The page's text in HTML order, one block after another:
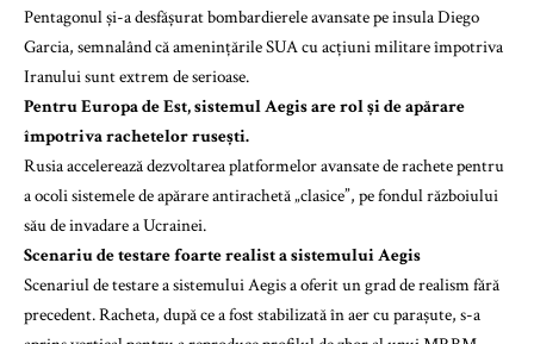
Pentagonul și-a desfășurat bombardierele avansate pe insula Diego
Garcia, semnalând că amenințările SUA cu acțiuni militare împotriva
Iranului sunt extrem de serioase.
Pentru Europa de Est, sistemul Aegis are rol și de apărare
împotriva rachetelor rusești.
Rusia accelerează dezvoltarea platformelor avansate de rachete pentru
a ocoli sistemele de apărare antirachetă „clasice”, pe fondul războiului
său de invadare a Ucrainei.
Scenariu de testare foarte realist a sistemului Aegis
Scenariul de testare a sistemului Aegis a oferit un grad de realism fără
precedent. Racheta, după ce a fost stabilizată în aer cu parașute, s-a